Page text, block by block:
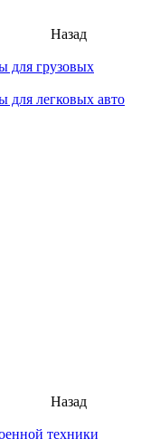
Назад
для грузовых
для легковых авто
Назад
техники